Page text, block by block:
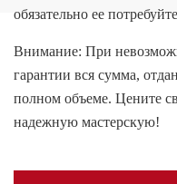
обязательно ее
Внимание: При
гарантии вся сумма,
полном объеме. Цените
надежную мастерскую!